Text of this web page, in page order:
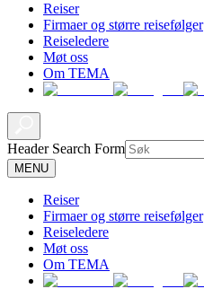
Reiser
Firmaer og større reisefølger
Reiseledere
Møt oss
Om TEMA
Header Search Form
MENU
Reiser
Firmaer og større reisefølger
Reiseledere
Møt oss
Om TEMA